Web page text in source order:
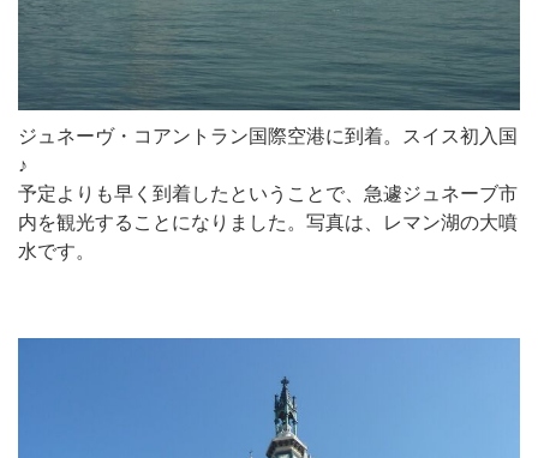
ジュネーヴ・コアントラン国際空港に到着。スイス初入国
♪
予定よりも早く到着したということで、急遽ジュネーブ市
内を観光することになりました。写真は、レマン湖の大噴
水です。